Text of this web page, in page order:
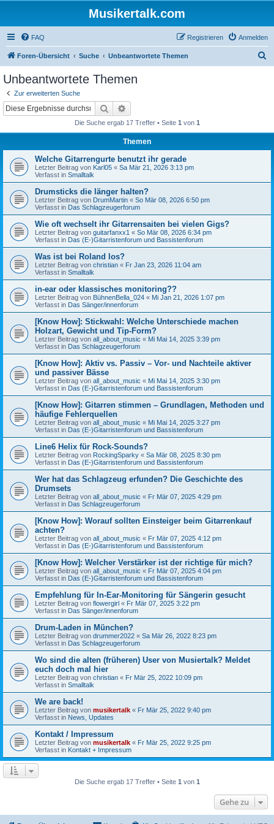
Musikertalk.com
FAQ Anmelden
Registrieren
Foren-Übersicht Suche Unbeantwortete Themen
Unbeantwortete Themen
Zur erweiterten Suche
Suche
Die Suche ergab 17 Treffer • Seite 1 von 1
Themen
Welche Gitarrengurte benutzt ihr gerade
Letzter Beitrag von Karl05 « Sa Mär 21, 2026 3:13 pm
Verfasst in Smalltalk
Drumsticks die länger halten?
Letzter Beitrag von DrumMartin « So Mär 08, 2026 6:50 pm
Verfasst in Das Schlagzeugerforum
Wie oft wechselt ihr Gitarrensaiten bei vielen Gigs?
Letzter Beitrag von guitarfanxx1 « So Mär 08, 2026 6:34 pm
Verfasst in Das (E-)Gitarristenforum und Bassistenforum
Was ist bei Roland los?
Letzter Beitrag von christian « Fr Jan 23, 2026 11:04 am
Verfasst in Smalltalk
in-ear oder klassisches monitoring??
Letzter Beitrag von BühnenBella_024 « Mi Jan 21, 2026 1:07 pm
Verfasst in Das Sänger/innenforum
[Know How]: Stickwahl: Welche Unterschiede machen
Holzart, Gewicht und Tip-Form?
Letzter Beitrag von all_about_music « Mi Mai 14, 2025 3:39 pm
Verfasst in Das Schlagzeugerforum
[Know How]: Aktiv vs. Passiv – Vor- und Nachteile aktiver
und passiver Bässe
Letzter Beitrag von all_about_music « Mi Mai 14, 2025 3:30 pm
Verfasst in Das (E-)Gitarristenforum und Bassistenforum
[Know How]: Gitarren stimmen – Grundlagen, Methoden und
häufige Fehlerquellen
Letzter Beitrag von all_about_music « Mi Mai 14, 2025 3:27 pm
Verfasst in Das (E-)Gitarristenforum und Bassistenforum
Line6 Helix für Rock-Sounds?
Letzter Beitrag von RockingSparky « Sa Mär 08, 2025 8:30 pm
Verfasst in Das (E-)Gitarristenforum und Bassistenforum
Wer hat das Schlagzeug erfunden? Die Geschichte des
Drumsets
Letzter Beitrag von all_about_music « Fr Mär 07, 2025 4:29 pm
Verfasst in Das Schlagzeugerforum
[Know How]: Worauf sollten Einsteiger beim Gitarrenkauf
achten?
Letzter Beitrag von all_about_music « Fr Mär 07, 2025 4:12 pm
Verfasst in Das (E-)Gitarristenforum und Bassistenforum
[Know How]: Welcher Verstärker ist der richtige für mich?
Letzter Beitrag von all_about_music « Fr Mär 07, 2025 4:04 pm
Verfasst in Das (E-)Gitarristenforum und Bassistenforum
Empfehlung für In-Ear-Monitoring für Sängerin gesucht
Letzter Beitrag von flowergirl « Fr Mär 07, 2025 3:22 pm
Verfasst in Das Sänger/innenforum
Drum-Laden in München?
Letzter Beitrag von drummer2022 « Sa Mär 26, 2022 8:23 pm
Verfasst in Das Schlagzeugerforum
Wo sind die alten (früheren) User von Musiertalk? Meldet
euch doch mal hier
Letzter Beitrag von christian « Fr Mär 25, 2022 10:09 pm
Verfasst in Smalltalk
We are back!
Letzter Beitrag von musikertalk « Fr Mär 25, 2022 9:40 pm
Verfasst in News, Updates
Kontakt / Impressum
Letzter Beitrag von musikertalk « Fr Mär 25, 2022 9:25 pm
Verfasst in Kontakt + Impressum
Die Suche ergab 17 Treffer • Seite 1 von 1
Gehe zu